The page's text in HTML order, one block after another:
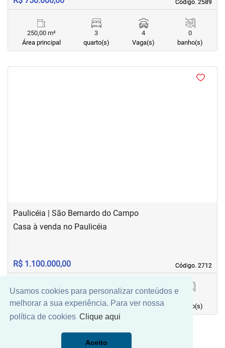
Usamos cookies para personalizar conteúdos e
melhorar a sua experiência. Para ver nossa
política de cookies Clique aqui
AceitoMais Filtros
Código. 2589
Código. 2589
250,00 m²
Área principal
3
quarto(s)
4
Vaga(s)
0
banho(s)
Paulicéia | São Bernardo do Campo
Código. 2712
Código. 2712
Casa à venda no Paulicéia
R$ 1.100.000,00
Área principal
quarto(s)
Vaga(s)
banho(s)